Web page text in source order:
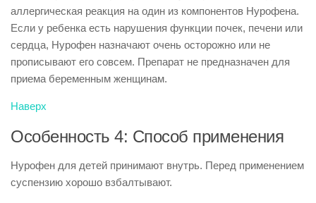
аллергическая реакция на один из компонентов Нурофена.
Если у ребенка есть нарушения функции почек, печени или
сердца, Нурофен назначают очень осторожно или не
прописывают его совсем. Препарат не предназначен для
приема беременным женщинам.
Наверх
Особенность 4: Способ применения
Нурофен для детей принимают внутрь. Перед применением
суспензию хорошо взбалтывают.